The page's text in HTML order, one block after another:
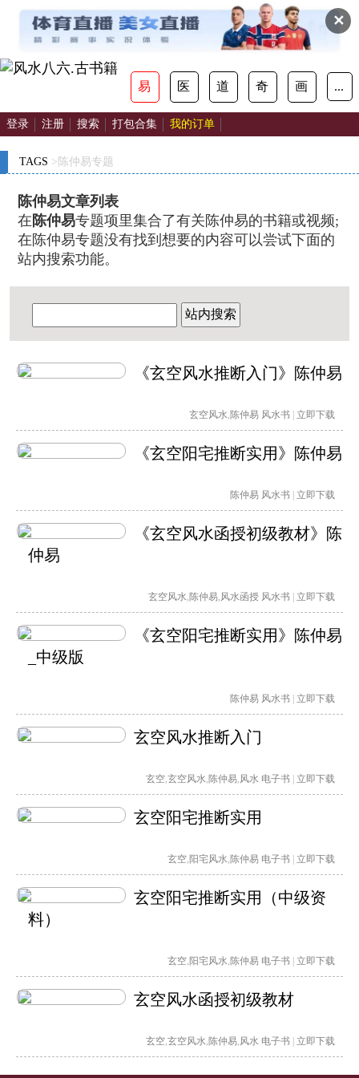
✕
易 医 道 奇 画 ...
登录 注册 搜索 打包合集 我的订单
TAGS >陈仲易专题
陈仲易文章列表
在 陈仲易专题项里集合了有关陈仲易的书籍或视频;
在陈仲易专题没有找到想要的内容可以尝试下面的
站内搜索功能。
站内搜索
《玄空风水推断入门》陈仲易
玄空风水, 陈仲易 风水书 立即下载
《玄空阳宅推断实用》陈仲易
陈仲易 风水书 立即下载
《玄空风水函授初级教材》陈
仲易
玄空风水, 陈仲易,风水函授 风水书 立即下载
《玄空阳宅推断实用》陈仲易
_中级版
陈仲易 风水书 立即下载
玄空风水推断入门
玄空,玄空风水, 陈仲易,风水 电子书 立即下载
玄空阳宅推断实用
玄空, 阳宅风水, 陈仲易 电子书 立即下载
玄空阳宅推断实用（中级资
料）
玄空, 阳宅风水, 陈仲易 电子书 立即下载
玄空风水函授初级教材
玄空,玄空风水, 陈仲易,风水 电子书 立即下载